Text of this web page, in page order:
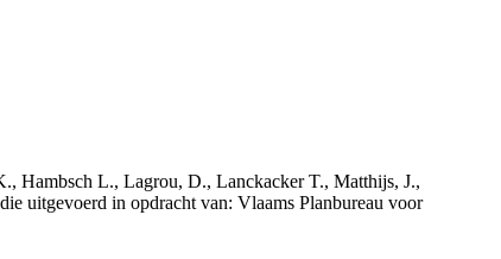
Hambsch L., Lagrou, D., Lanckacker T., Matthijs, J.,
uitgevoerd in opdracht van: Vlaams Planbureau voor